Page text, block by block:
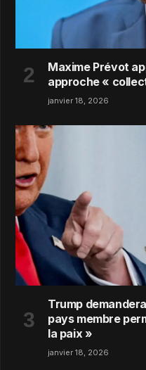
Maxime Prévot
approche «
janvier 18, 2026
Trump
pays membre
la paix »
janvier 18, 2026